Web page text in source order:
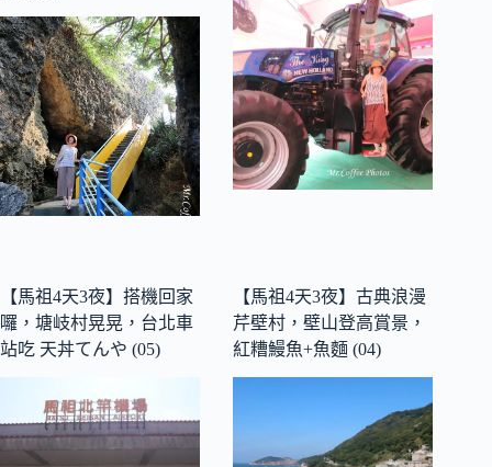
【馬祖4天3夜】搭機回家
囉，塘岐村晃晃，台北車
站吃 天丼てんや (05)
【馬祖4天3夜】古典浪漫
芹壁村，壁山登高賞景，
紅糟鰻魚+魚麵 (04)